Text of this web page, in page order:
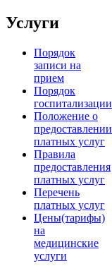
Услуги
Порядок
записи на
прием
Порядок
госпитализации
Положение о
предоставлении
платных услуг
Правила
предоставления
платных услуг
Перечень
платных услуг
Цены(тарифы)
на
медицинские
услуги